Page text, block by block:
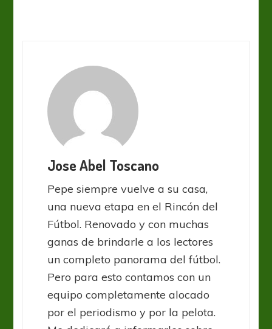
Jose Abel Toscano
Pepe siempre vuelve a su casa,
una nueva etapa en el Rincón del
Fútbol. Renovado y con muchas
ganas de brindarle a los lectores
un completo panorama del fútbol.
Pero para esto contamos con un
equipo completamente alocado
por el periodismo y por la pelota.